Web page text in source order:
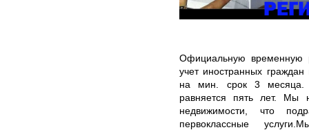
Официальную временную
учет иностранных
на мин. срок 3 месяца.
равняется пять лет. Мы
недвижимости, что
первоклассные